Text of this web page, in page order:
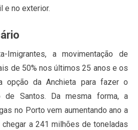
e no exterior.
Imigrantes, a movimentação de
de 50% nos últimos 25 anos e os
opção da Anchieta para fazer o
de Santos. Da mesma forma, a
no Porto vem aumentando ano a
a 241 milhões de toneladas